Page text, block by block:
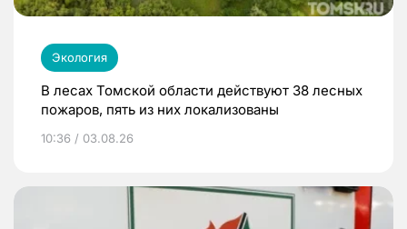
Экология
В лесах Томской области действуют 38 лесных
пожаров, пять из них локализованы
10:36 / 03.08.26